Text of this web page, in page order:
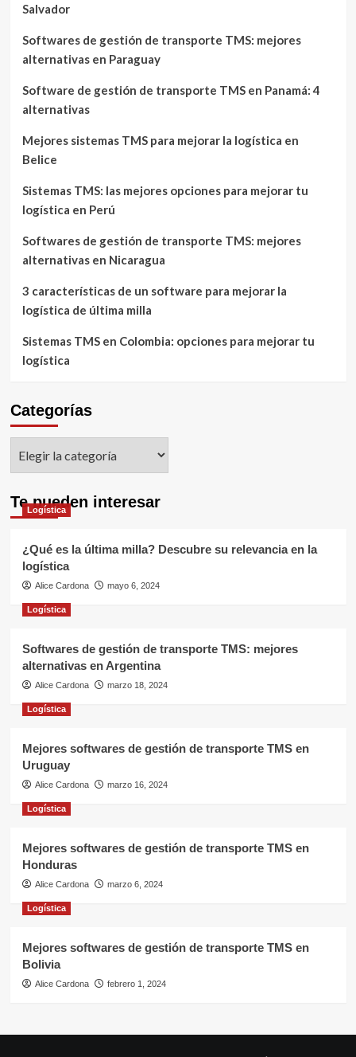
Salvador
Softwares de gestión de transporte TMS: mejores
alternativas en Paraguay
Software de gestión de transporte TMS en Panamá: 4
alternativas
Mejores sistemas TMS para mejorar la logística en
Belice
Sistemas TMS: las mejores opciones para mejorar tu
logística en Perú
Softwares de gestión de transporte TMS: mejores
alternativas en Nicaragua
3 características de un software para mejorar la
logística de última milla
Sistemas TMS en Colombia: opciones para mejorar tu
logística
Categorías
Te pueden interesar
Logística
¿Qué es la última milla? Descubre su relevancia en la
logística
Alice Cardona mayo 6, 2024
Logística
Softwares de gestión de transporte TMS: mejores
alternativas en Argentina
Alice Cardona marzo 18, 2024
Logística
Mejores softwares de gestión de transporte TMS en
Uruguay
Alice Cardona marzo 16, 2024
Logística
Mejores softwares de gestión de transporte TMS en
Honduras
Alice Cardona marzo 6, 2024
Logística
Mejores softwares de gestión de transporte TMS en
Bolivia
Alice Cardona febrero 1, 2024